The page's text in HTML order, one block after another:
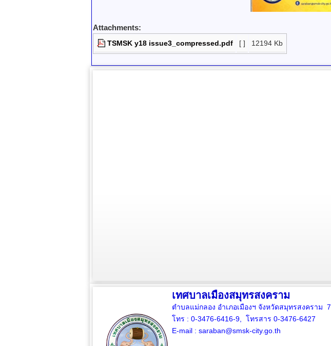
Attachments:
TSMSK y18 issue3_compressed.pdf [ ] 12194 Kb
เทศบาลเมืองสมุทรสงคราม
ตำบลแม่กลอง อำเภอเมืองฯ จังหวัดสมุทรสงคราม
โทร : 0-3476-6416-9, โทรสาร 0-3476-6427
E-mail : saraban@smsk-city.go.th